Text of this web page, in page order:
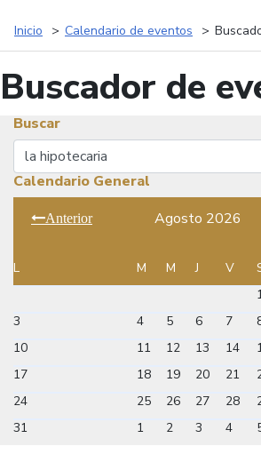
Inicio Calendario de eventos
Buscador de
Buscar
Buscar
Calendario General
Anterior Agosto 2026
L M M J V
3
4 5 6 7
10
11 12 13 14
17
18 19 20 21
24
25 26 27 28
31
1 2 3 4